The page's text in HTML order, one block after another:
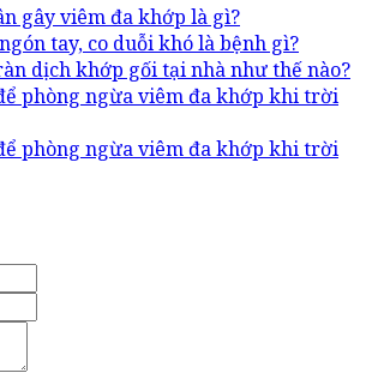
gây viêm đa khớp là gì?
tay, co duỗi khó là bệnh gì?
dịch khớp gối tại nhà như thế nào?
phòng ngừa viêm đa khớp khi trời
phòng ngừa viêm đa khớp khi trời